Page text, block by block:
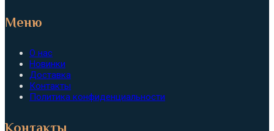
Меню
О нас
Новинки
Доставка
Контакты
Политика конфиденциальности
Контакты